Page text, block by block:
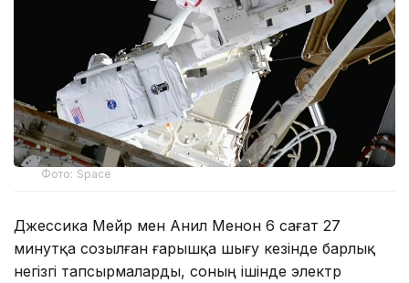
Фото: Space
Джессика Мейр мен Анил Менон 6 сағат 27
минутқа созылған ғарышқа шығу кезінде барлық
негізгі тапсырмаларды, соның ішінде электр